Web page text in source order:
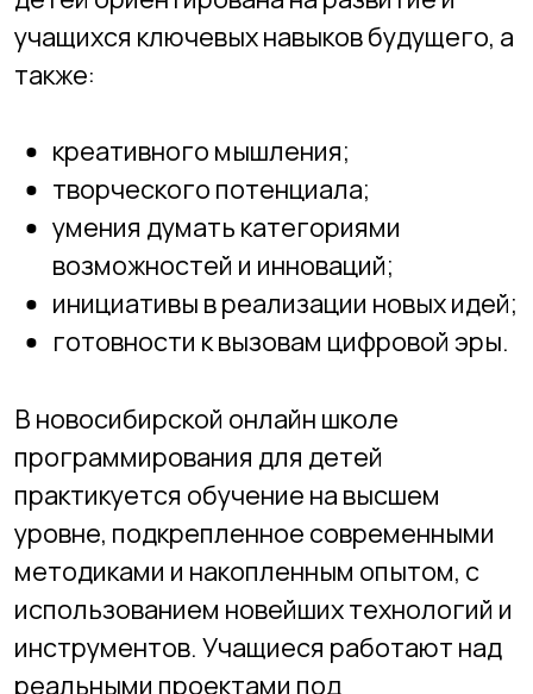
Онлайн школа программирования для
детей НАИТ предлагает обучение по
программирование и игровое
программирование, веб-дизайн и
графический дизайн, 3Д моделирование
и инновация, кибербезопасность и др.
Технический
Обучение
3-5 лет
Количество часов
4 часа в неделю
15 часов в месяц
135 часов в год